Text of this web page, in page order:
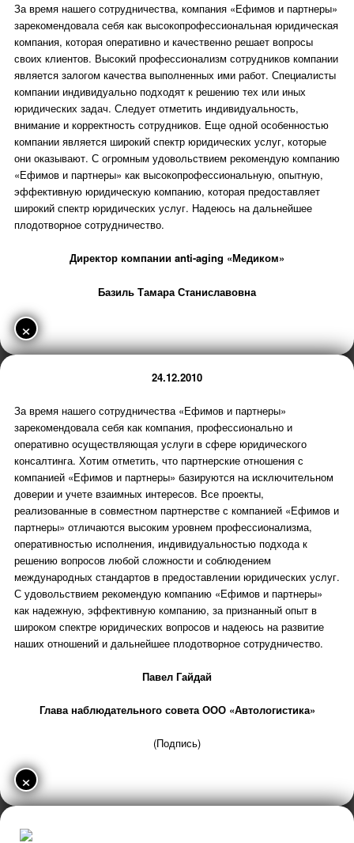
За время нашего сотрудничества, компания «Ефимов и партнеры»
зарекомендовала себя как высокопрофессиональная юридическая
компания, которая оперативно и качественно решает вопросы
своих клиентов. Высокий профессионализм сотрудников компании
является залогом качества выполненных ими работ. Специалисты
компании индивидуально подходят к решению тех или иных
юридических задач. Следует отметить индивидуальность,
внимание и корректность сотрудников. Еще одной особенностью
компании является широкий спектр юридических услуг, которые
они оказывают. С огромным удовольствием рекомендую компанию
«Ефимов и партнеры» как высокопрофессиональную, опытную,
эффективную юридическую компанию, которая предоставляет
широкий спектр юридических услуг. Надеюсь на дальнейшее
плодотворное сотрудничество.
Директор компании anti-aging «Медиком»
Базиль Тамара Станиславовна
×
24.12.2010
За время нашего сотрудничества «Ефимов и партнеры»
зарекомендовала себя как компания, профессионально и
оперативно осуществляющая услуги в сфере юридического
консалтинга. Хотим отметить, что партнерские отношения с
компанией «Ефимов и партнеры» базируются на исключительном
доверии и учете взаимных интересов. Все проекты,
реализованные в совместном партнерстве с компанией «Ефимов и
партнеры» отличаются высоким уровнем профессионализма,
оперативностью исполнения, индивидуальностью подхода к
решению вопросов любой сложности и соблюдением
международных стандартов в предоставлении юридических услуг.
С удовольствием рекомендую компанию «Ефимов и партнеры»
как надежную, эффективную компанию, за признанный опыт в
широком спектре юридических вопросов и надеюсь на развитие
наших отношений и дальнейшее плодотворное сотрудничество.
Павел Гайдай
Глава наблюдательного совета ООО «Автологистика»
(Подпись)
×